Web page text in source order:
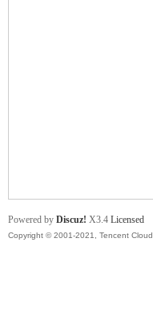
Powered by Discuz! X3.4 Licensed
Copyright © 2001-2021, Tencent Cloud.